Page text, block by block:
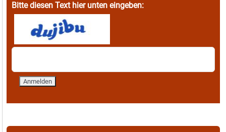
Bitte diesen Text hier unten eingeben: